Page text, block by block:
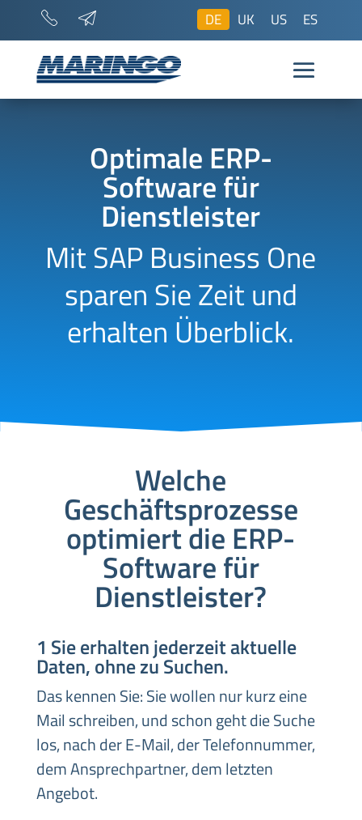
DE UK US ES
Optimale ERP-
Software für
Dienstleister
Mit SAP Business One
sparen Sie Zeit und
erhalten Überblick.
Welche
Geschäftsprozesse
optimiert die ERP-
Software für
Dienstleister?
1 Sie erhalten jederzeit aktuelle
Daten, ohne zu Suchen.
Das kennen Sie: Sie wollen nur kurz eine
Mail schreiben, und schon geht die Suche
los, nach der E-Mail, der Telefonnummer,
dem Ansprechpartner, dem letzten
Angebot.